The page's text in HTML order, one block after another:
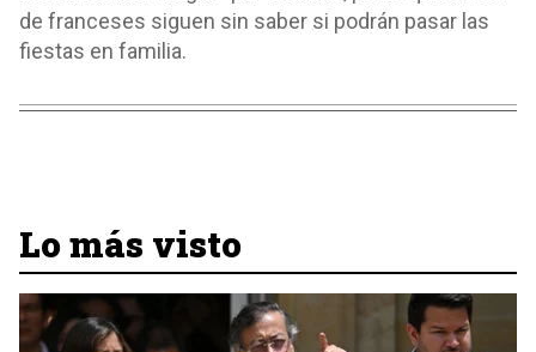
de franceses siguen sin saber si podrán pasar las
fiestas en familia.
Lo más visto